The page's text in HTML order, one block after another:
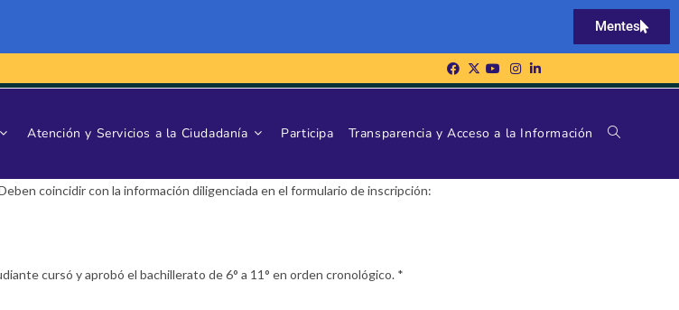
Mentes
Atención y Servicios a la Ciudadanía Participa Transparencia y Acceso a la Información
coincidir con la información diligenciada en el formulario de inscripción:
cursó y aprobó el bachillerato de 6° a 11° en orden cronológico. *